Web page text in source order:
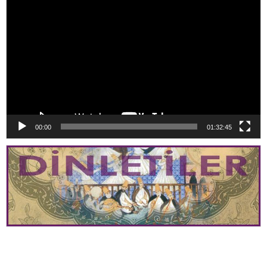
00:00 01:32:45